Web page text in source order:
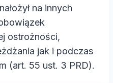
na innych
ostrożności,
jak i podczas
(art. 55 ust. 3 PRD).